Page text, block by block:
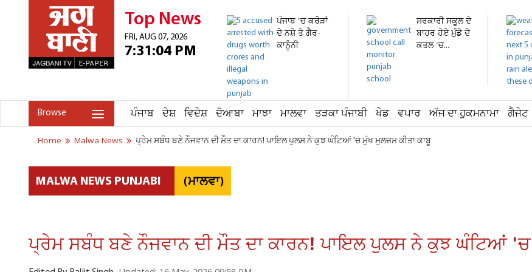
Top News
FRI, AUG 07, 2026
7:31:04 PM
ਪੰਜਾਬ 'ਚ ਕਰੋੜਾਂ
ਦੇ ਨਸ਼ੇ ਤੇ ਗੈਰ-
ਕਾਨੂੰਨੀ
ਸਰਕਾਰੀ ਸਕੂਲ ਦੇ
ਬਾਹਰ ਹੋਏ ਮੁੰਡੇ ਦੇ
ਕਤਲ 'ਚ...
Browse ਪੰਜਾਬ ਦੇਸ਼ ਵਿਦੇਸ਼ ਦੋਆਬਾ ਮਾਝਾ ਮਾਲਵਾ ਤੜਕਾ ਪੰਜਾਬੀ ਖੇਡ ਵਪਾਰ ਅੱਜ ਦਾ ਹੁਕਮਨਾਮਾ ਗੈਜੇਟ
Home Malwa News ਪ੍ਰੇਮ ਸਬੰਧ ਬਣੇ ਨੌਜਵਾਨ ਦੀ ਮੌਤ ਦਾ ਕਾਰਨ! ਪਾਇਲ ਪੁਲਸ ਨੇ ਕੁਝ ਘੰਟਿਆਂ 'ਚ ਮੁੱਖ ਮੁਲਜ਼ਮ ਕੀਤਾ ਕਾਬੂ
MALWA NEWS PUNJABI (ਮਾਲਵਾ)
ਪ੍ਰੇਮ ਸਬੰਧ ਬਣੇ ਨੌਜਵਾਨ ਦੀ ਮੌਤ ਦਾ ਕਾਰਨ! ਪਾਇਲ ਪੁਲਸ ਨੇ ਕੁਝ ਘੰਟਿਆਂ 'ਚ